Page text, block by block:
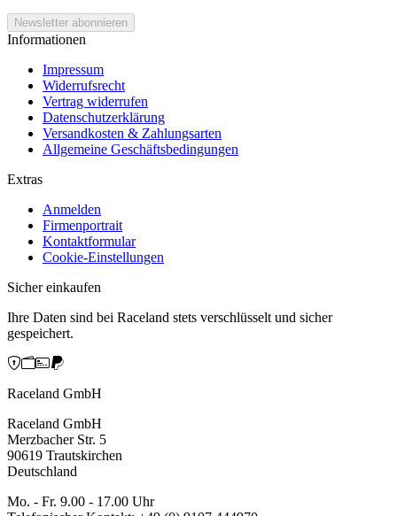
Informationen
Impressum
Widerrufsrecht
Vertrag widerrufen
Datenschutzerklärung
Versandkosten & Zahlungsarten
Allgemeine Geschäftsbedingungen
Extras
Anmelden
Firmenportrait
Kontaktformular
Cookie-Einstellungen
Sicher einkaufen
Ihre Daten sind bei Raceland stets verschlüsselt und sicher
gespeichert.
Raceland GmbH
Raceland GmbH
Merzbacher Str. 5
90619 Trautskirchen
Deutschland
Mo. - Fr. 9.00 - 17.00 Uhr